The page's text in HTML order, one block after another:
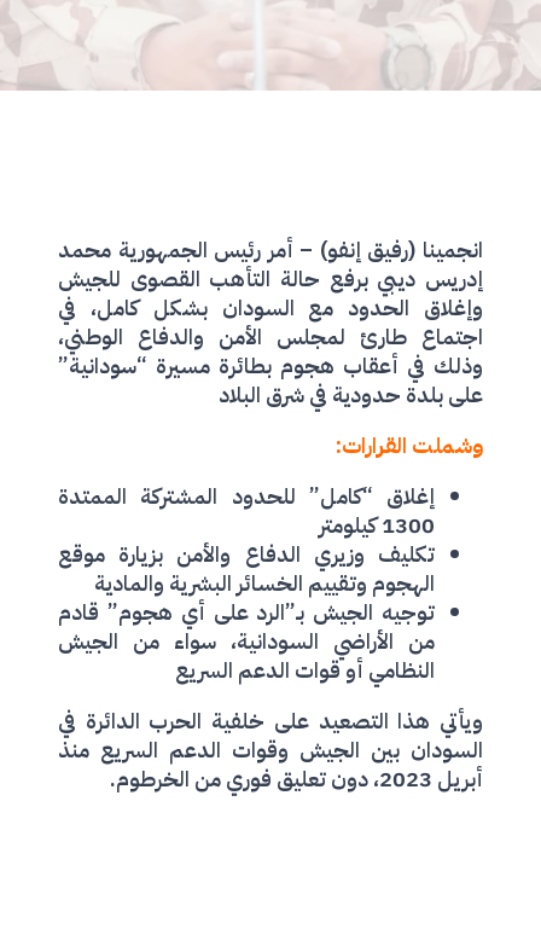
انجمينا (رفيق إنفو) – أمر رئيس الجمهورية محمد
إدريس ديبي برفع حالة التأهب القصوى للجيش
وإغلاق الحدود مع السودان بشكل كامل، في
اجتماع طارئ لمجلس الأمن والدفاع الوطني،
وذلك في أعقاب هجوم بطائرة مسيرة “سودانية”
على بلدة حدودية في شرق البلاد
وشملت القرارات:
إغلاق “كامل” للحدود المشتركة الممتدة
1300 كيلومتر
تكليف وزيري الدفاع والأمن بزيارة موقع
الهجوم وتقييم الخسائر البشرية والمادية
توجيه الجيش بـ”الرد على أي هجوم” قادم
من الأراضي السودانية، سواء من الجيش
النظامي أو قوات الدعم السريع
ويأتي هذا التصعيد على خلفية الحرب الدائرة في
السودان بين الجيش وقوات الدعم السريع منذ
أبريل 2023، دون تعليق فوري من الخرطوم.